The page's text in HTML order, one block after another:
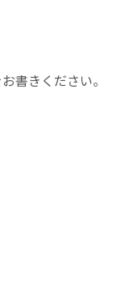
書きください。